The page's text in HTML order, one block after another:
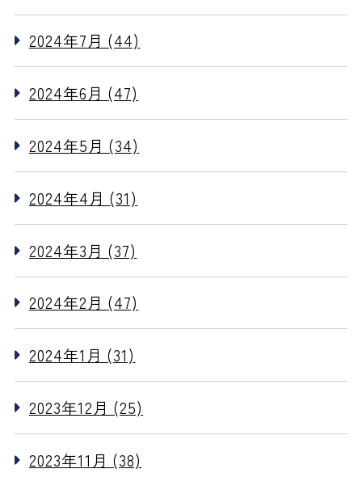
2024年7月 (44)
2024年6月 (47)
2024年5月 (34)
2024年4月 (31)
2024年3月 (37)
2024年2月 (47)
2024年1月 (31)
2023年12月 (25)
2023年11月 (38)